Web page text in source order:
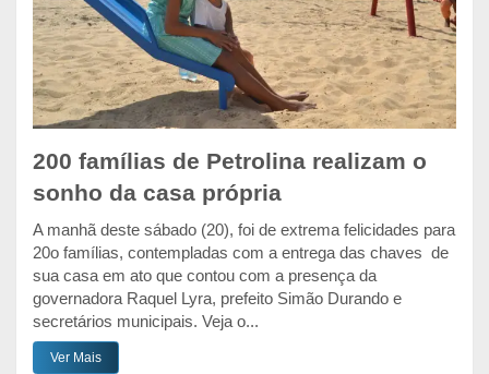
200 famílias de Petrolina realizam o
sonho da casa própria
A manhã deste sábado (20), foi de extrema felicidades para
20o famílias, contempladas com a entrega das chaves de
sua casa em ato que contou com a presença da
governadora Raquel Lyra, prefeito Simão Durando e
secretários municipais. Veja o...
Ver Mais